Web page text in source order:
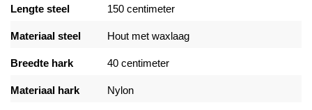
Lengte steel 150 centimeter
Materiaal steel Hout met waxlaag
Breedte hark 40 centimeter
Materiaal hark Nylon